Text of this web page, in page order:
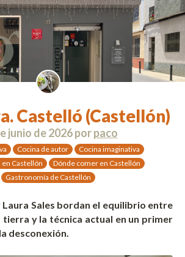
Castelló (Castellón)
junio de 2026porpaco
Cocina de autor
Cocina imaginativa
Castellón
Dónde comer en Castellón
Gastronomía de Castellón
Laura Sales bordan el equilibrio entre
y la técnica actual en un primer
desconexión.